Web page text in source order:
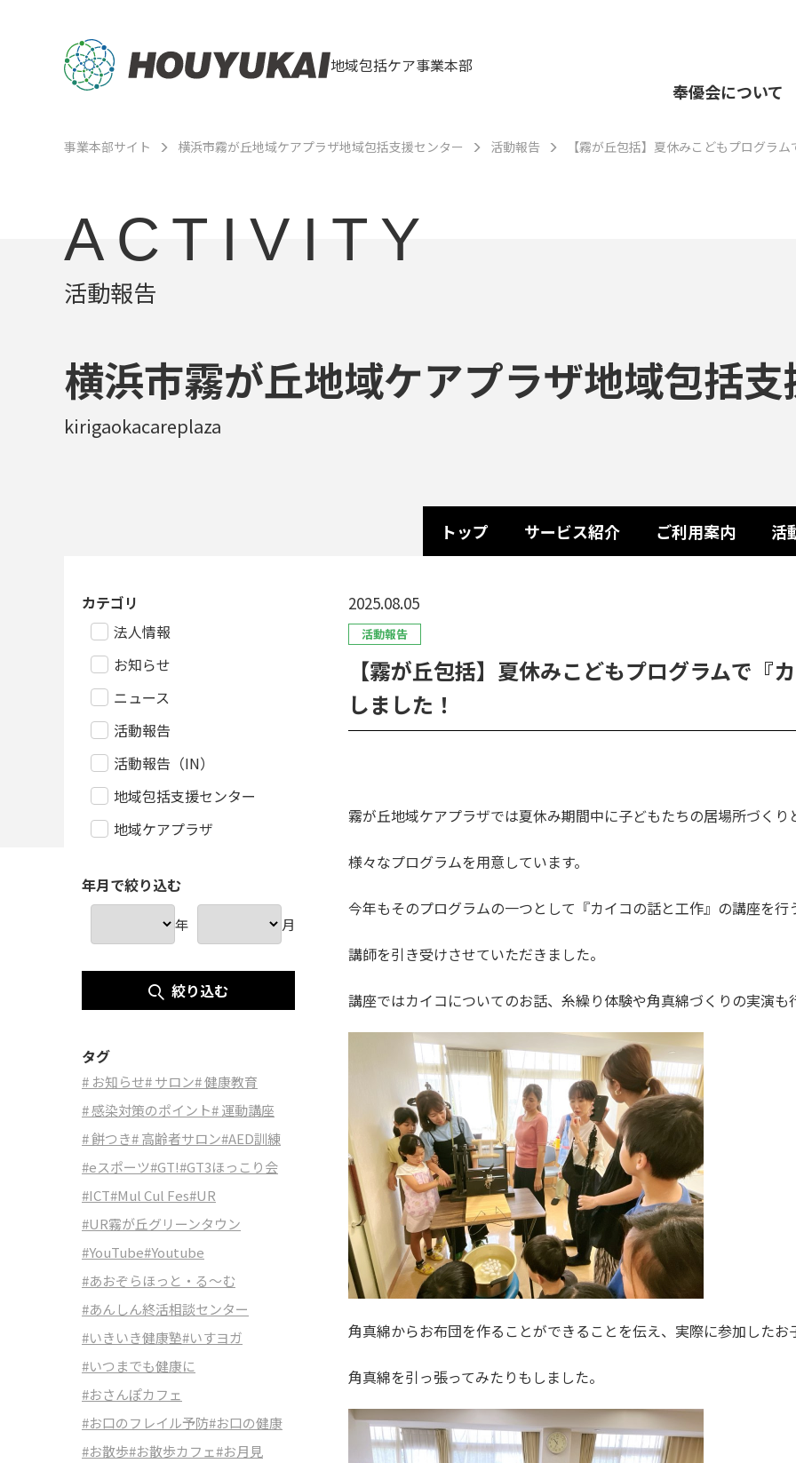
地域包括ケア事業本部
奉優会について
事業本部サイト 横浜市霧が丘地域ケアプラザ地域包括支援センター 活動報告 【霧が丘包括】夏休みこどもプログラ
ACTIVITY
活動報告
横浜市霧が丘地域ケアプラザ地域包括
kirigaokacareplaza
トップ サービス紹介 ご利用案内 活
2025.08.05
活動報告
【霧が丘包括】夏休みこどもプログラムで『
しました！
霧が丘地域ケアプラザでは夏休み期間中に子どもたちの居場所づくり
様々なプログラムを用意しています。
今年もそのプログラムの一つとして『カイコの話と工作』の講座を行
講師を引き受けさせていただきました。
講座ではカイコについてのお話、糸繰り体験や角真綿づくりの実演も
角真綿からお布団を作ることができることを伝え、実際に参加したお
角真綿を引っ張ってみたりもしました。
カテゴリ
法人情報
お知らせ
ニュース
活動報告
活動報告（IN）
地域包括支援センター
地域ケアプラザ
年月で絞り込む
年 月
絞り込む
タグ
# お知らせ# サロン# 健康教育
# 感染対策のポイント# 運動講座
# 餅つき# 高齢者サロン#AED訓練
#eスポーツ#GT!#GT3ほっこり会
#ICT#Mul Cul Fes#UR
#UR霧が丘グリーンタウン
#YouTube#Youtube
#あおぞらほっと・る～む
#あんしん終活相談センター
#いきいき健康塾#いすヨガ
#いつまでも健康に
#おさんぽカフェ
#お口のフレイル予防#お口の健康
#お散歩#お散歩カフェ#お月見